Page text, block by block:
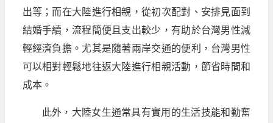
出等；而在大陸進行相親，從初次配對、安排見面到
結婚手續，流程簡便且支出較少，有助於台灣男性減
輕經濟負擔。尤其是隨著兩岸交通的便利，台灣男性
可以相對輕鬆地往返大陸進行相親活動，節省時間和
成本。
此外，大陸女生通常具有實用的生活技能和勤奮